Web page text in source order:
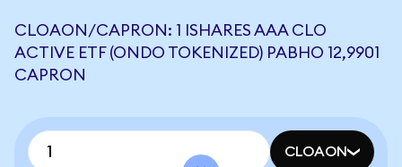
CLOAON/CAPRON: 1 ISHARES AAA CLO
ACTIVE ETF (ONDO TOKENIZED) РАВНО 12,9901
CAPRON
CLOAON